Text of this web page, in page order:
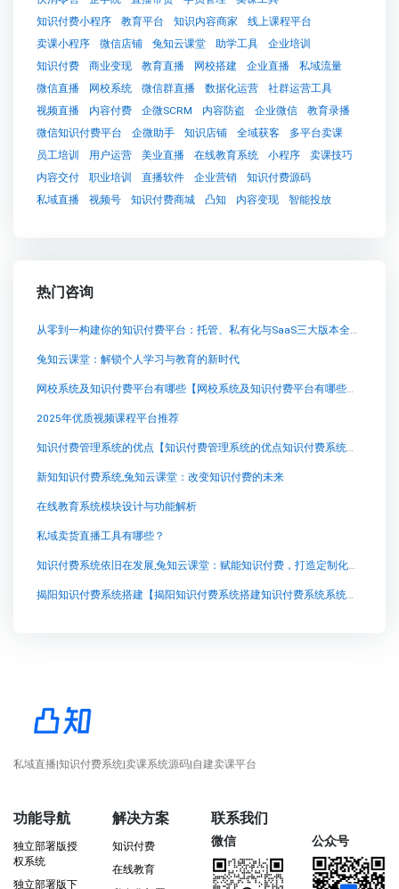
知识付费小程序
教育平台 知识内容商家
线上课程平台
卖课小程序
微信店铺 兔知云课堂 助学工具
企业培训
知识付费
商业变现 教育直播 网校搭建 企业直播
私域流量
微信直播
网校系统 微信群直播 数据化运营
社群运营工具
视频直播
内容付费 企微SCRM 内容防盗 企业微信
教育录播
微信知识付费平台
企微助手 知识店铺 全域获客
多平台卖课
员工培训
用户运营 美业直播 在线教育系统 小程序
卖课技巧
内容交付
职业培训 直播软件 企业营销
知识付费源码
私域直播
视频号 知识付费商城 凸知 内容变现 智能投放
热门咨询
从零到一构建你的知识付费平台：托管、私有化与SaaS三大版本全流程实战指南
兔知云课堂：解锁个人学习与教育的新时代
网校系统及知识付费平台有哪些【网校系统及知识付费平台有哪些知识付费系统系统怎么制作，知识付费系统搭建使用教程】
2025年优质视频课程平台推荐
知识付费管理系统的优点【知识付费管理系统的优点知识付费系统系统怎么制作，知识付费系统搭建使用教程】
新知知识付费系统,兔知云课堂：改变知识付费的未来
在线教育系统模块设计与功能解析
私域卖货直播工具有哪些？
知识付费系统依旧在发展,兔知云课堂：赋能知识付费，打造定制化学习平台
揭阳知识付费系统搭建【揭阳知识付费系统搭建知识付费系统系统怎么制作，知识付费系统搭建使用教程】
私域直播|知识付费系统|卖课系统源码|自建卖课平台
功能导航
独立部署版授
权系统
独立部署版下
解决方案
知识付费
在线教育
联系我们
微信 公众号